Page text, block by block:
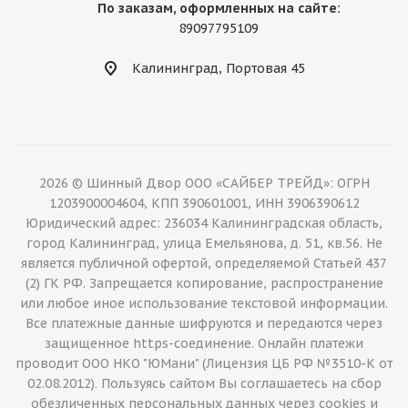
По заказам, оформленных на сайте:
89097795109
Калининград, Портовая 45
2026 © Шинный Двор ООО «САЙБЕР ТРЕЙД»: ОГРН
1203900004604, КПП 390601001, ИНН 3906390612
Юридический адрес: 236034 Калининградская область,
город Калининград, улица Емельянова, д. 51, кв.56. Не
является публичной офертой, определяемой Статьей 437
(2) ГК РФ. Запрещается копирование, распространение
или любое иное использование текстовой информации.
Все платежные данные шифруются и передаются через
защищенное https-соединение. Онлайн платежи
проводит ООО НКО "ЮМани" (Лицензия ЦБ РФ №3510-К от
02.08.2012). Пользуясь сайтом Вы соглашаетесь на сбор
обезличенных персональных данных через cookies и